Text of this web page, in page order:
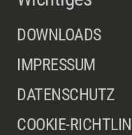
DOWNLOADS
IMPRESSUM
DATENSCHUTZ
COOKIE-